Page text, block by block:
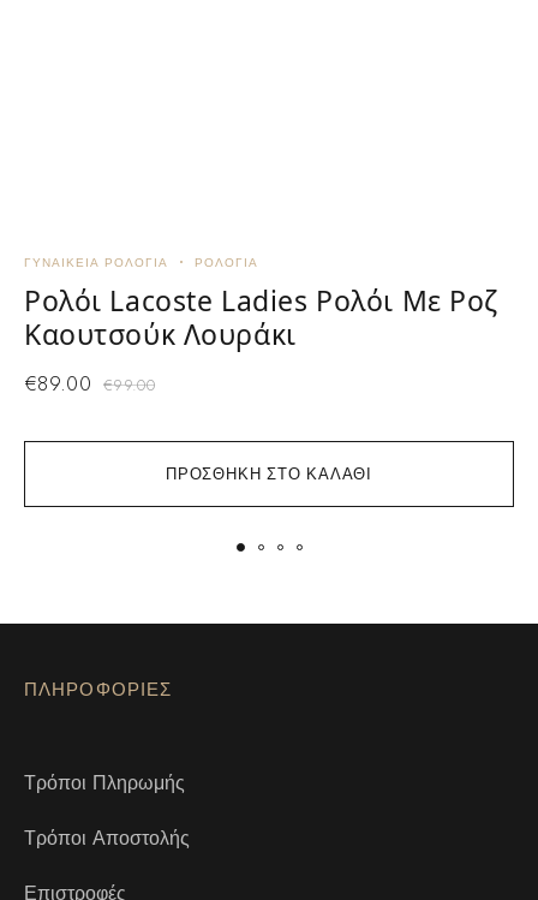
ΠΡΟΣΘΉΚΗ ΣΤΟ ΚΑΛΆΘΙ
ΓΥΝΑΙΚΕΊΑ ΡΟΛΌΓΙΑ ΡΟΛΌΓΙΑ
Ρολόι Lacoste Ladies Ρολόι Με Ροζ
Καουτσούκ Λουράκι
€99.00
€89.00
ΠΛΗΡΟΦΟΡΙΕΣ
Τρόποι Πληρωμής
Τρόποι Αποστολής
Επιστροφές